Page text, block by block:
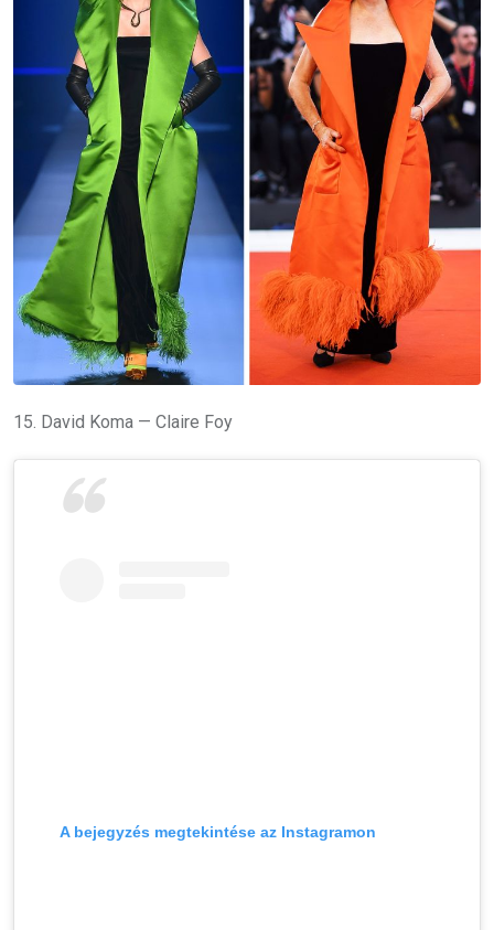
15. David Koma — Claire Foy
A bejegyzés megtekintése az Instagramon